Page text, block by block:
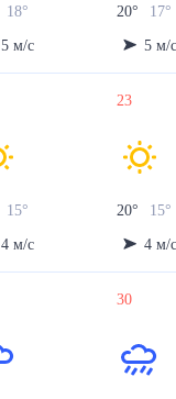
18°
5 м/с
20° 17°
5 м/
15°
4 м/с
23
20° 15°
4 м/
30